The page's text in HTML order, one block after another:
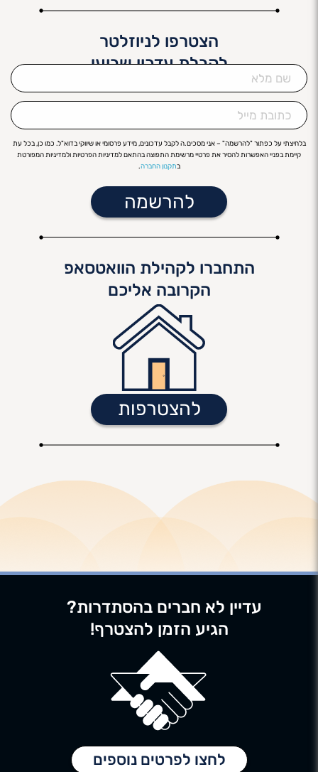
הצטרפו לניוזלטר
לקבלת עדכון שבועי
שם
מלא
כתובת
מייל
בלחיצתי על כפתור "להרשמה" – אני מסכים.ה לקבל עדכונים, מידע פרסומי או שיווקי בדוא"ל. כמו כן, בכל עת
קיימת בפניי האפשרות להסיר את פרטיי מרשימת התפוצה בהתאם למדיניות הפרטיות ולמדיניות המפורטת
בתקנון החברה.
התחברו לקהילת הוואטסאפ
הקרובה אליכם
להצטרפות
עדיין לא חברים בהסתדרות?
הגיע הזמן להצטרף!
לחצו לפרטים נוספים